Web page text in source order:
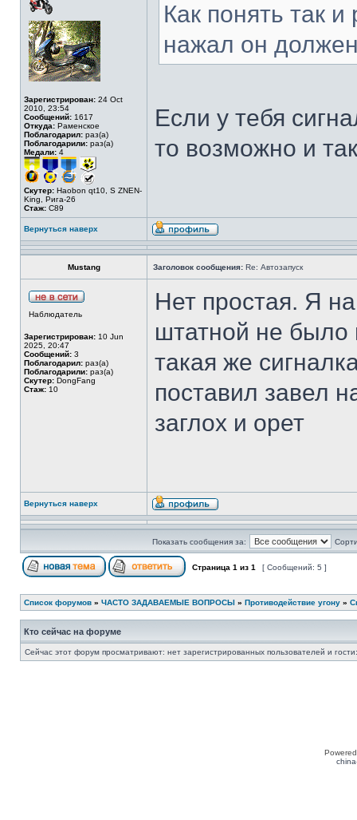
Зарегистрирован: 24 Oct
2010, 23:54
Сообщений: 1617
Откуда: Раменское
Поблагодарил: раз(а)
Поблагодарили: раз(а)
Медали: 4
Скутер: Haobon qt10, S ZNEN-
King, Рига-26
Стаж: C89
Как понять так
нажал он должен
Если у тебя
то возможно и
Вернуться наверх
Mustang Заголовок сообщения: Re: Автозапуск
Наблюдатель
Зарегистрирован: 10 Jun
2025, 20:47
Сообщений: 3
Поблагодарил: раз(а)
Поблагодарили: раз(а)
Скутер: DongFang
Стаж: 10
Нет простая. Я
штатной не было
такая же
поставил завел
заглох и орет
Вернуться наверх
Показать сообщения за:
Страница 1 из 1 [ Сообщений: 5 ]
Список форумов » ЧАСТО ЗАДАВАЕМЫЕ ВОПРОСЫ » Противодействие угону »
Кто сейчас на форуме
Сейчас этот форум просматривают: нет зарегистрированных пользователей и